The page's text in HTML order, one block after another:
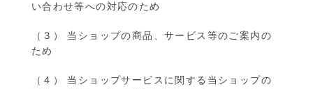
い合わせ等への対応のため
（３） 当ショップの商品、サービス等のご案内の
ため
（４） 当ショップサービスに関する当ショップの